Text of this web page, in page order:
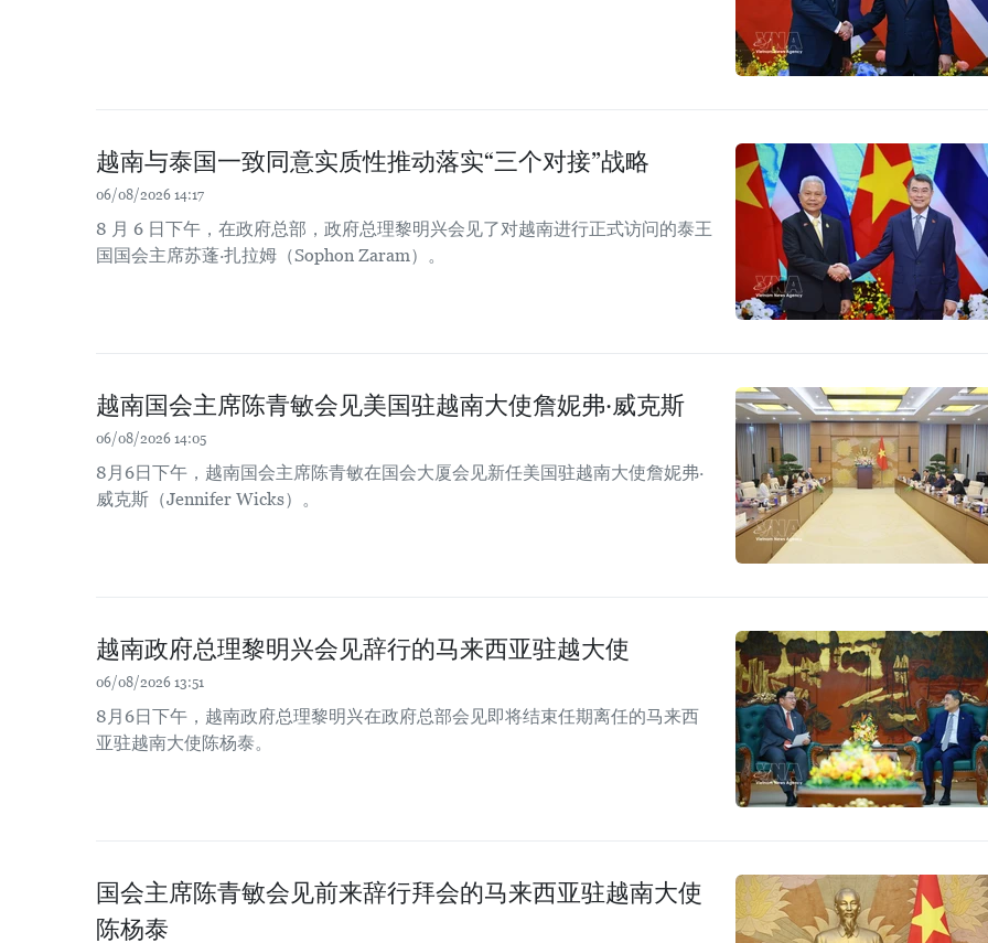
越南与泰国一致同意实质性推动落实“三个对接”战略
06/08/2026 14:17
8 月 6 日下午，在政府总部，政府总理黎明兴会见了对越南进行正式访问的泰王
国国会主席苏蓬·扎拉姆（Sophon Zaram）。
越南国会主席陈青敏会见美国驻越南大使詹妮弗·威克斯
06/08/2026 14:05
8月6日下午，越南国会主席陈青敏在国会大厦会见新任美国驻越南大使詹妮弗·
威克斯（Jennifer Wicks）。
越南政府总理黎明兴会见辞行的马来西亚驻越大使
06/08/2026 13:51
8月6日下午，越南政府总理黎明兴在政府总部会见即将结束任期离任的马来西
亚驻越南大使陈杨泰。
国会主席陈青敏会见前来辞行拜会的马来西亚驻越南大使
陈杨泰